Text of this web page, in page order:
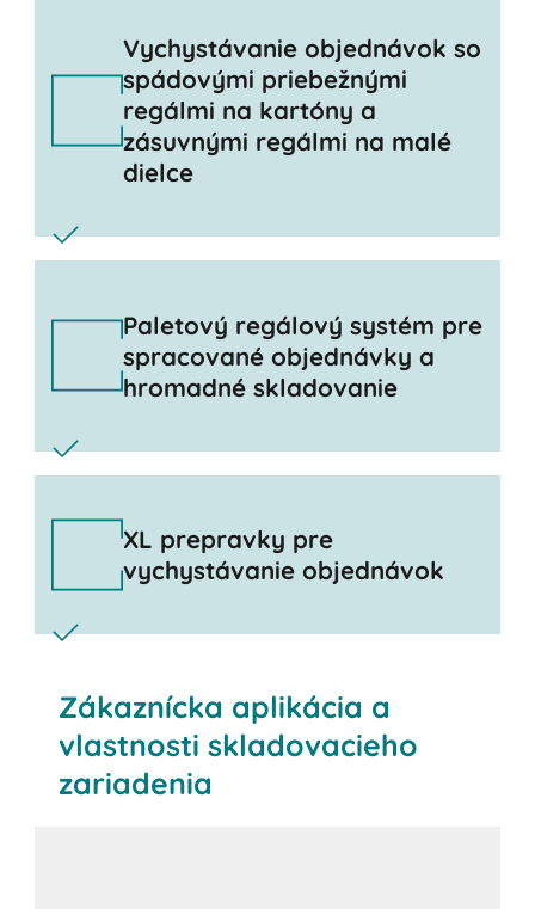
Vychystávanie objednávok so
spádovými priebežnými
regálmi na kartóny a
zásuvnými regálmi na malé
dielce
Paletový regálový systém pre
spracované objednávky a
hromadné skladovanie
XL prepravky pre
vychystávanie objednávok
Zákaznícka aplikácia a
vlastnosti skladovacieho
zariadenia